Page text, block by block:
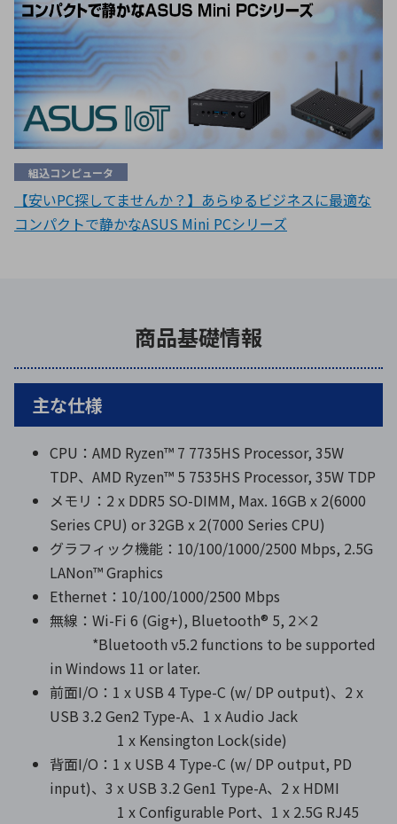
組込コンピュータ
【安いPC探してませんか？】あらゆるビジネスに最適な
コンパクトで静かなASUS Mini PCシリーズ
商品基礎情報
主な仕様
CPU：AMD Ryzen™ 7 7735HS Processor, 35W
TDP、AMD Ryzen™ 5 7535HS Processor, 35W TDP
メモリ：2 x DDR5 SO-DIMM, Max. 16GB x 2(6000
Series CPU) or 32GB x 2(7000 Series CPU)
グラフィック機能：10/100/1000/2500 Mbps, 2.5G
LANon™ Graphics
Ethernet：10/100/1000/2500 Mbps
無線：Wi-Fi 6 (Gig+), Bluetooth® 5, 2×2
*Bluetooth v5.2 functions to be supported
in Windows 11 or later.
前面I/O：1 x USB 4 Type-C (w/ DP output)、2 x
USB 3.2 Gen2 Type-A、1 x Audio Jack
1 x Kensington Lock(side)
背面I/O：1 x USB 4 Type-C (w/ DP output, PD
input)、3 x USB 3.2 Gen1 Type-A、2 x HDMI
1 x Configurable Port、1 x 2.5G RJ45